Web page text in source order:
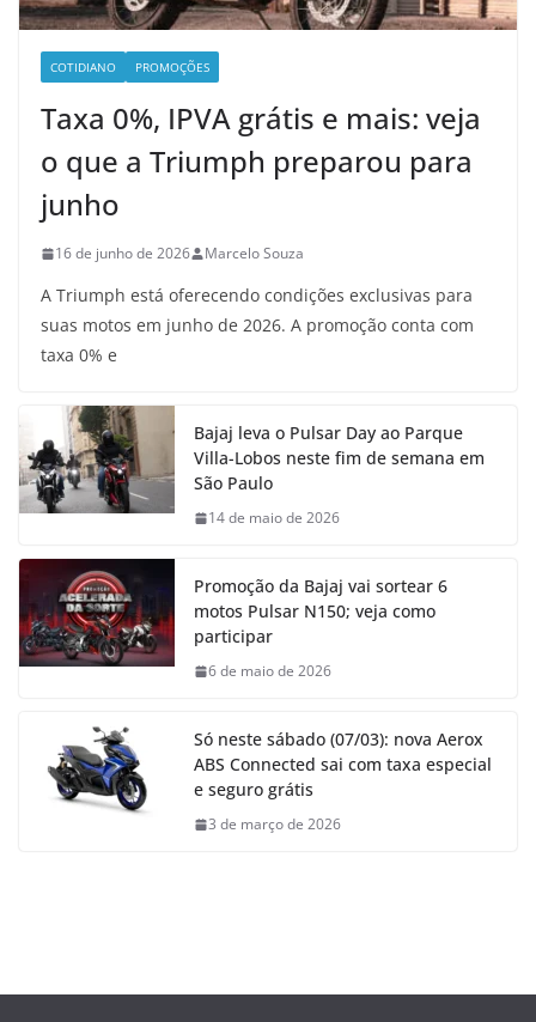
COTIDIANO PROMOÇÕES
Taxa 0%, IPVA grátis e mais: veja
o que a Triumph preparou para
junho
16 de junho de 2026 Marcelo Souza
A Triumph está oferecendo condições exclusivas para
suas motos em junho de 2026. A promoção conta com
taxa 0% e
Bajaj leva o Pulsar Day ao Parque
Villa-Lobos neste fim de semana em
São Paulo
14 de maio de 2026
Promoção da Bajaj vai sortear 6
motos Pulsar N150; veja como
participar
6 de maio de 2026
Só neste sábado (07/03): nova Aerox
ABS Connected sai com taxa especial
e seguro grátis
3 de março de 2026